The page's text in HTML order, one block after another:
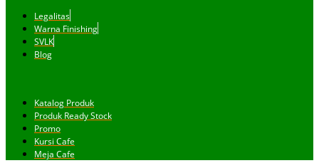
Legalitas
Warna Finishing
SVLK
Blog
Katalog Produk
Produk Ready Stock
Promo
Kursi Cafe
Meja Cafe